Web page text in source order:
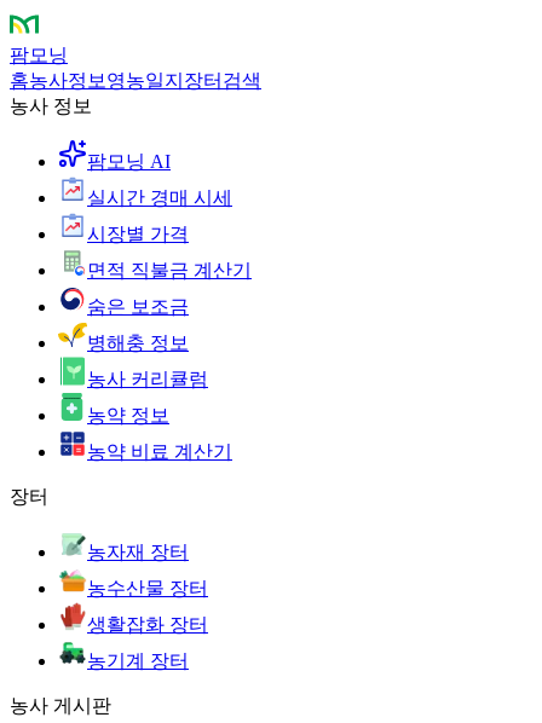
팜모닝
홈농사정보 영농일지 장터 검색
농사 정보
팜모닝 AI
실시간 경매 시세
시장별 가격
면적 직불금 계산기
숨은 보조금
병해충 정보
농사 커리큘럼
농약 정보
농약 비료 계산기
장터
농자재 장터
농수산물 장터
생활잡화 장터
농기계 장터
농사 게시판